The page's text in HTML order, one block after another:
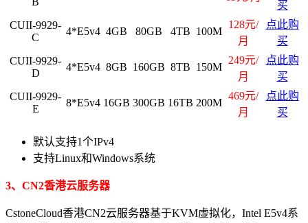
买
CUII-9929-
C
4*E5v4 4GB 80GB 4TB 100M
128元/
月
点此购
买
CUII-9929-
D
4*E5v4 8GB 160GB 8TB 150M
249元/
月
点此购
买
CUII-9929-
E
8*E5v4 16GB 300GB 16TB 200M
469元/
月
点此购
买
默认支持1个IPv4
支持Linux和Windows系统
3、CN2香港云服务器
CstoneCloud香港CN2云服务器基于KVM虚拟化，Intel E5v4系